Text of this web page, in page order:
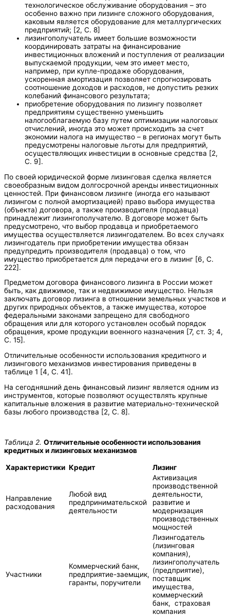
технологическое обслуживание оборудования – это
особенно важно при лизинге сложного оборудования,
каковым является оборудование для металлургических
предприятий; [2, С. 8]
лизингополучатель имеет большие возможности
координировать затраты на финансирование
инвестиционных вложений и поступления от реализации
выпускаемой продукции, чем это имеет место,
например, при купле-продаже оборудования,
ускоренная амортизация позволяет спрогнозировать
соотношение доходов и расходов, не допустить резких
колебаний финансового результата;
приобретение оборудования по лизингу позволяет
предприятиям существенно уменьшить
налогооблагаемую базу путем оптимизации налоговых
отчислений, иногда это может происходить за счет
экономии налога на имущество – в регионах могут быть
предусмотрены налоговые льготы для предприятий,
осуществляющих инвестиции в основные средства [2,
С. 9].
По своей юридической форме лизинговая сделка является
своеобразным видом долгосрочной аренды инвестиционных
ценностей. При финансовом лизинге (иногда его называют
лизингом с полной амортизацией) право выбора имущества
(объекта) договора, а также производителя (продавца)
принадлежит лизингополучателю. В договоре может быть
предусмотрено, что выбор продавца и приобретаемого
имущества осуществляется лизингодателем. Во всех случаях
лизингодатель при приобретении имущества обязан
предупредить производителя (продавца) о том, что
имущество приобретается для передачи его в лизинг [6, С.
222].
Предметом договора финансового лизинга в России может
быть, как движимое, так и недвижимое имущество. Нельзя
заключать договор лизинга в отношении земельных участков и
других природных объектов, а также имущества, которое
федеральными законами запрещено для свободного
обращения или для которого установлен особый порядок
обращения, кроме продукции военного назначения [7, ст. 3; 4,
С. 15].
Отличительные особенности использования кредитного и
лизингового механизмов инвестирования приведены в
таблице 1 [4, С. 41].
На сегодняшний день финансовый лизинг является одним из
инструментов, которые позволяют осуществлять крупные
капитальные вложения в развитие материально-технической
базы любого производства [2, С. 8].
Таблица 2. Отличительные особенности использования
кредитных и лизинговых механизмов
Характеристики Кредит Лизинг
Направление
расходования
Любой вид
предпринимательской
деятельности
Активизация
производственной
деятельности,
развитие и
модернизация
производственных
мощностей
Участники
Коммерческий банк,
предприятие-заемщик,
гаранты, поручители
Лизингодатель
(лизинговая
компания),
лизингополучатель
(предприятие),
поставщик
имущества,
коммерческий
банк, страховая
компания